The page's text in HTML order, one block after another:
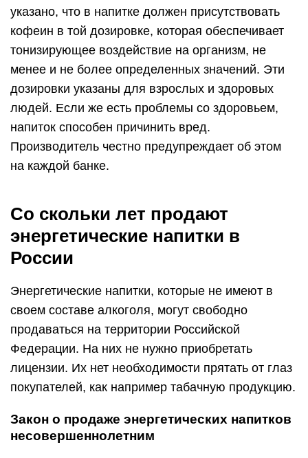
указано, что в напитке должен присутствовать
кофеин в той дозировке, которая обеспечивает
тонизирующее воздействие на организм, не
менее и не более определенных значений. Эти
дозировки указаны для взрослых и здоровых
людей. Если же есть проблемы со здоровьем,
напиток способен причинить вред.
Производитель честно предупреждает об этом
на каждой банке.
Со скольки лет продают
энергетические напитки в
России
Энергетические напитки, которые не имеют в
своем составе алкоголя, могут свободно
продаваться на территории Российской
Федерации. На них не нужно приобретать
лицензии. Их нет необходимости прятать от глаз
покупателей, как например табачную продукцию.
​​Закон о продаже энергетических напитков
несовершеннолетним